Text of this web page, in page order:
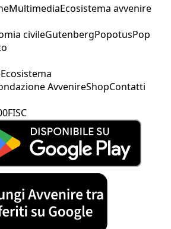
MultimediaEcosistema avvenire
civileGutenbergPopotusPop
Ecosistema
AvvenireShopContatti
FISC